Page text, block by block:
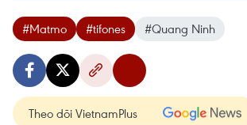
#Matmo #tifones #Quang Ninh
Theo dõi VietnamPlus